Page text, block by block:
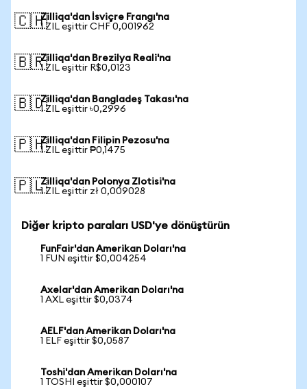
🇨🇭Zilliqa'dan İsviçre Frangı'na
1 ZIL eşittir CHF 0,001962
🇧🇷Zilliqa'dan Brezilya Reali'na
1 ZIL eşittir R$0,0123
🇧🇩Zilliqa'dan Bangladeş Takası'na
1 ZIL eşittir ৳0,2996
🇵🇭Zilliqa'dan Filipin Pezosu'na
1 ZIL eşittir ₱0,1475
🇵🇱Zilliqa'dan Polonya Zlotisi'na
1 ZIL eşittir zł 0,009028
Diğer kripto paraları USD'ye dönüştürün
FunFair'dan Amerikan Doları'na
1 FUN eşittir $0,004254
Axelar'dan Amerikan Doları'na
1 AXL eşittir $0,0374
AELF'dan Amerikan Doları'na
1 ELF eşittir $0,0587
Toshi'dan Amerikan Doları'na
1 TOSHI eşittir $0,000107